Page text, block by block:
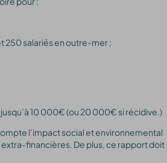
250 salariés en outre-mer ;
10 000€ (ou 20 000€ si récidive.)
l’impact social et environnemental
financières. De plus, ce rapport doit